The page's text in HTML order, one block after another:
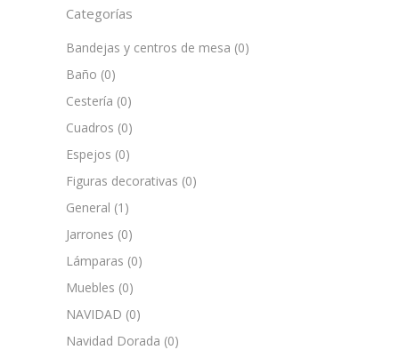
Categorías
Bandejas y centros de mesa (0)
Baño (0)
Cestería (0)
Cuadros (0)
Espejos (0)
Figuras decorativas (0)
General (1)
Jarrones (0)
Lámparas (0)
Muebles (0)
NAVIDAD (0)
Navidad Dorada (0)